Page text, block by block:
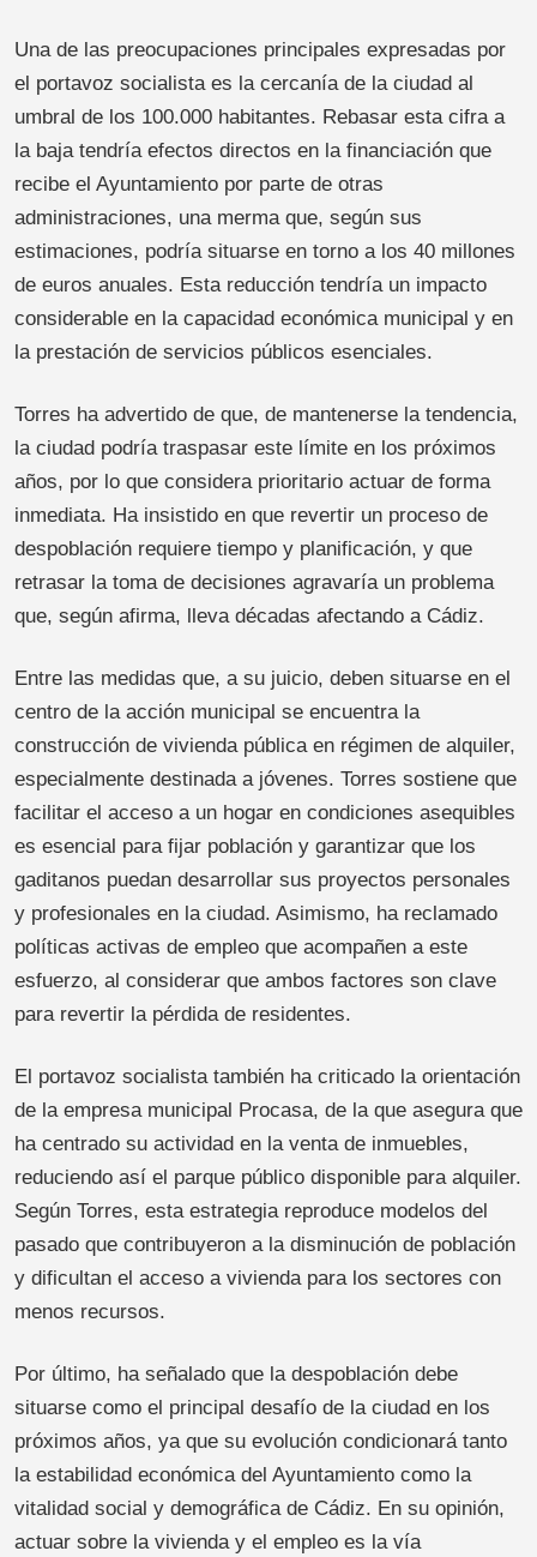
Una de las preocupaciones principales expresadas por
el portavoz socialista es la cercanía de la ciudad al
umbral de los 100.000 habitantes. Rebasar esta cifra a
la baja tendría efectos directos en la financiación que
recibe el Ayuntamiento por parte de otras
administraciones, una merma que, según sus
estimaciones, podría situarse en torno a los 40 millones
de euros anuales. Esta reducción tendría un impacto
considerable en la capacidad económica municipal y en
la prestación de servicios públicos esenciales.
Torres ha advertido de que, de mantenerse la tendencia,
la ciudad podría traspasar este límite en los próximos
años, por lo que considera prioritario actuar de forma
inmediata. Ha insistido en que revertir un proceso de
despoblación requiere tiempo y planificación, y que
retrasar la toma de decisiones agravaría un problema
que, según afirma, lleva décadas afectando a Cádiz.
Entre las medidas que, a su juicio, deben situarse en el
centro de la acción municipal se encuentra la
construcción de vivienda pública en régimen de alquiler,
especialmente destinada a jóvenes. Torres sostiene que
facilitar el acceso a un hogar en condiciones asequibles
es esencial para fijar población y garantizar que los
gaditanos puedan desarrollar sus proyectos personales
y profesionales en la ciudad. Asimismo, ha reclamado
políticas activas de empleo que acompañen a este
esfuerzo, al considerar que ambos factores son clave
para revertir la pérdida de residentes.
El portavoz socialista también ha criticado la orientación
de la empresa municipal Procasa, de la que asegura que
ha centrado su actividad en la venta de inmuebles,
reduciendo así el parque público disponible para alquiler.
Según Torres, esta estrategia reproduce modelos del
pasado que contribuyeron a la disminución de población
y dificultan el acceso a vivienda para los sectores con
menos recursos.
Por último, ha señalado que la despoblación debe
situarse como el principal desafío de la ciudad en los
próximos años, ya que su evolución condicionará tanto
la estabilidad económica del Ayuntamiento como la
vitalidad social y demográfica de Cádiz. En su opinión,
actuar sobre la vivienda y el empleo es la vía